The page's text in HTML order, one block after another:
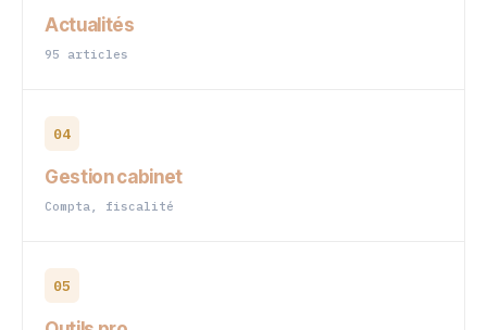
Actualités
95 articles
04
Gestion cabinet
Compta, fiscalité
05